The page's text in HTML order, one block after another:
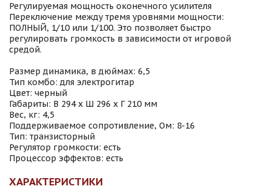
Регулируемая мощность оконечного усилителя
Переключение между тремя уровнями мощности:
ПОЛНЫЙ, 1/10 или 1/100. Это позволяет быстро
регулировать громкость в зависимости от игровой
средой.
Размер динамика, в дюймах: 6,5
Тип комбо: для электрогитар
Цвет: черный
Габариты: В 294 х Ш 296 х Г 210 мм
Вес, кг: 4,5
Поддерживаемое сопротивление, Ом: 8-16
Тип: транзисторный
Регулятор громкости: есть
Процессор эффектов: есть
ХАРАКТЕРИСТИКИ